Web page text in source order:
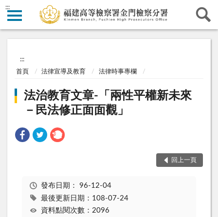
:::
:::
首頁 法律宣導及教育 法律時事專欄
法治教育文章-「兩性平權新未來
－民法修正面面觀」
回上一頁
發布日期： 96-12-04
最後更新日期：108-07-24
資料點閱次數：2096